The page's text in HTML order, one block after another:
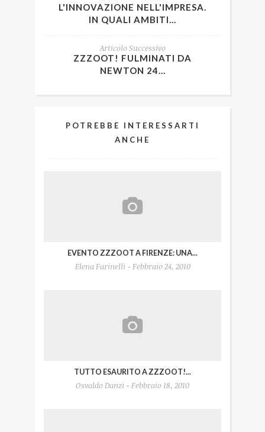
L'INNOVAZIONE NELL'IMPRESA.
IN QUALI AMBITI...
Articolo Successivo
ZZZOOT! FULMINATI DA
NEWTON 24...
POTREBBE INTERESSARTI
ANCHE
EVENTO ZZZOOT A FIRENZE: UNA...
Elena Farinelli - Febbraio 24, 2010
TUTTO ESAURITO A ZZZOOT!...
Osvaldo Danzi - Febbraio 18, 2010